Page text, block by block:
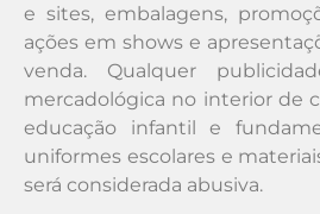
e sites, embalagens,
ações em shows e
venda. Qualquer
mercadológica no interior de
educação infantil e
uniformes escolares e
será considerada abusiva.